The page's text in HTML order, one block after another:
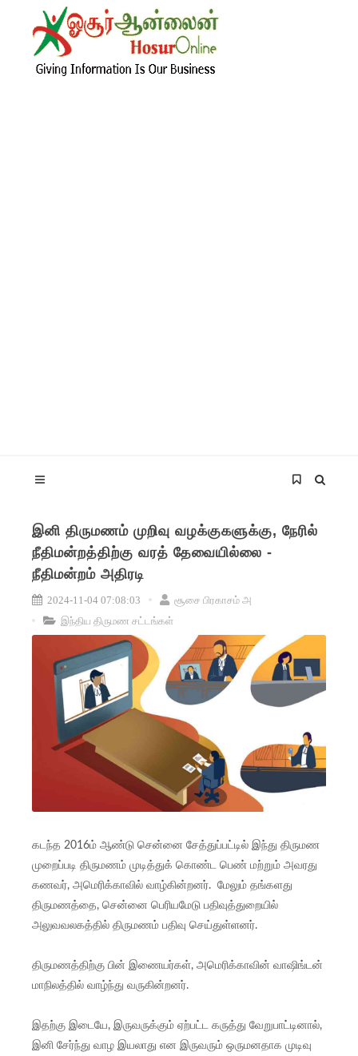
இனி திருமணம் முறிவு வழக்குகளுக்கு, நேரில்
நீதிமன்றத்திற்கு வரத் தேவையில்லை -
நீதிமன்றம் அதிரடி
2024-11-04 07:08:03
சூசை பிரகாசம் அ
இந்திய திருமண சட்டங்கள்
கடந்த 2016ம் ஆண்டு சென்னை சேத்துப்பட்டில் இந்து திருமண
முறைப்படி திருமணம் முடித்துக் கொண்ட பெண் மற்றும் அவரது
கணவர், அமெரிக்காவில் வாழ்கின்றனர். மேலும் தங்களது
திருமணத்தை, சென்னை பெரியமேடு பதிவுத்துறையில்
அலுவவலகத்தில் திருமணம் பதிவு செய்துள்ளனர்.
திருமணத்திற்கு பின் இணையர்கள், அமெரிக்காவின் வாஷிங்டன்
மாநிலத்தில் வாழ்ந்து வருகின்றனர்.
இதற்கு இடையே, இருவருக்கும் ஏற்பட்ட கருத்து வேறுபாட்டினால்,
இனி சேர்ந்து வாழ இயலாது என இருவரும் ஒருமனதாக முடிவு